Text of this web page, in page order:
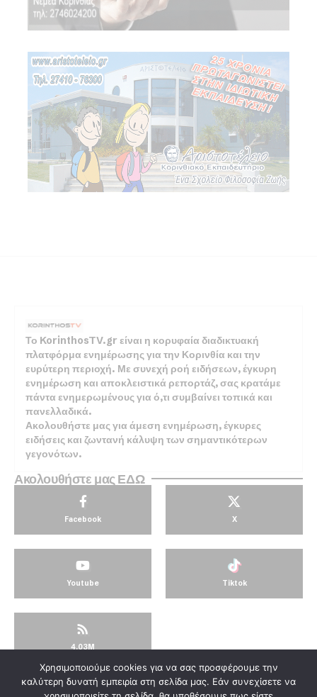
Το KorinthosTV.gr είναι η κορυφαία διαδικτυακή
πλατφόρμα ενημέρωσης για την Κορινθία και την
ευρύτερη περιοχή. Με συνεχή ροή ειδήσεων, έγκυρη
ενημέρωση και αποκλειστικά ρεπορτάζ, σας κρατάμε
πάντα ενημερωμένους για ό,τι συμβαίνει τοπικά και
πανελλαδικά.
Ακολουθήστε μας για άμεση ενημέρωση, έγκυρες
ειδήσεις και ζωντανή κάλυψη των σημαντικότερων
γεγονότων.
Ακολουθήστε μας ΕΔΩ
Facebook X
Youtube Tiktok
4.03M
© KorinthosTV @2025
Χρησιμοποιούμε cookies για να σας προσφέρουμε την
καλύτερη δυνατή εμπειρία στη σελίδα μας. Εάν συνεχίσετε να